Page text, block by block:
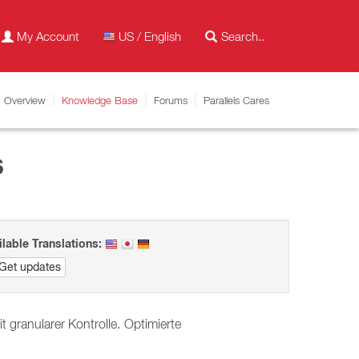
My Account US / English
Overview Knowledge Base Forums Parallels Cares
Translations:
updates
granularer Kontrolle. Optimierte